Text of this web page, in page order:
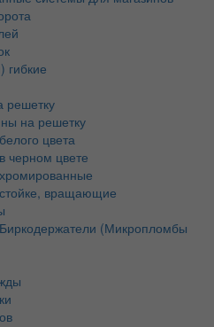
гибкие
решетку
на решетку
цвета
черном цвете
вращающие
(Микропломбы